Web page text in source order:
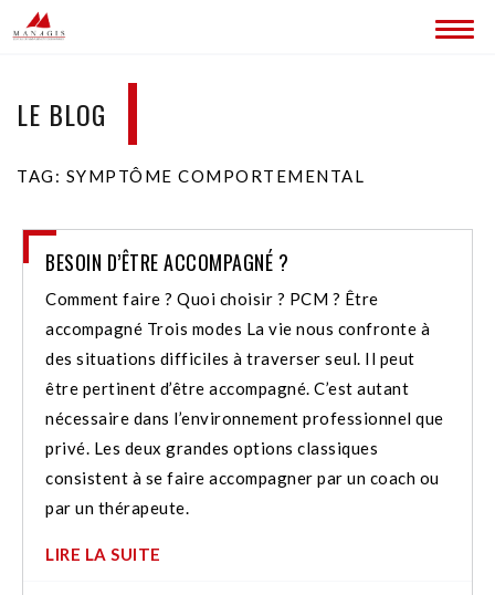
LES SITES MANAGIS
CONTACT
LE BLOG
TAG: SYMPTÔME COMPORTEMENTAL
BESOIN D’ÊTRE ACCOMPAGNÉ ?
Comment faire ? Quoi choisir ? PCM ? Être
accompagné Trois modes La vie nous confronte à
des situations difficiles à traverser seul. Il peut
être pertinent d’être accompagné. C’est autant
nécessaire dans l’environnement professionnel que
privé. Les deux grandes options classiques
consistent à se faire accompagner par un coach ou
par un thérapeute.
LIRE LA SUITE